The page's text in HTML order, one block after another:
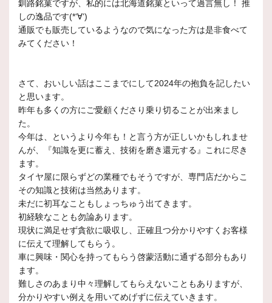
釧路銘菓ですが、私的には北海道銘菓といって過言無し！ 推
しの逸品です(*‘∀‘)
通販でも販売しているようなので気になった方は是非食べて
みてください！
さて、おいしい話はここまでにして2024年の抱負を記したい
と思います。
昨年も多くの方にご愛顧くださり乗り切ることが出来まし
た。
今年は、というより今年も！と言う方が正しいかもしれませ
んが、『知識を更に蓄え、技術を磨き還元する』これに尽き
ます。
タイヤ屋に限らずどの業種でもそうですが、専門店だからこ
その知識と技術は当然あります。
未だに初耳なこともしょっちゅう出てきます。
初経験なことも勿論あります。
現状に満足せず貪欲に吸収し、正確且つ分かりやすくお客様
に伝えて理解してもらう。
車に興味・関心を持ってもらう啓蒙活動に通ずる部分もあり
ます。
難しさのあまり中々理解してもらえないこともありますが、
分かりやすい例えを用いてめげずに伝えていきます。